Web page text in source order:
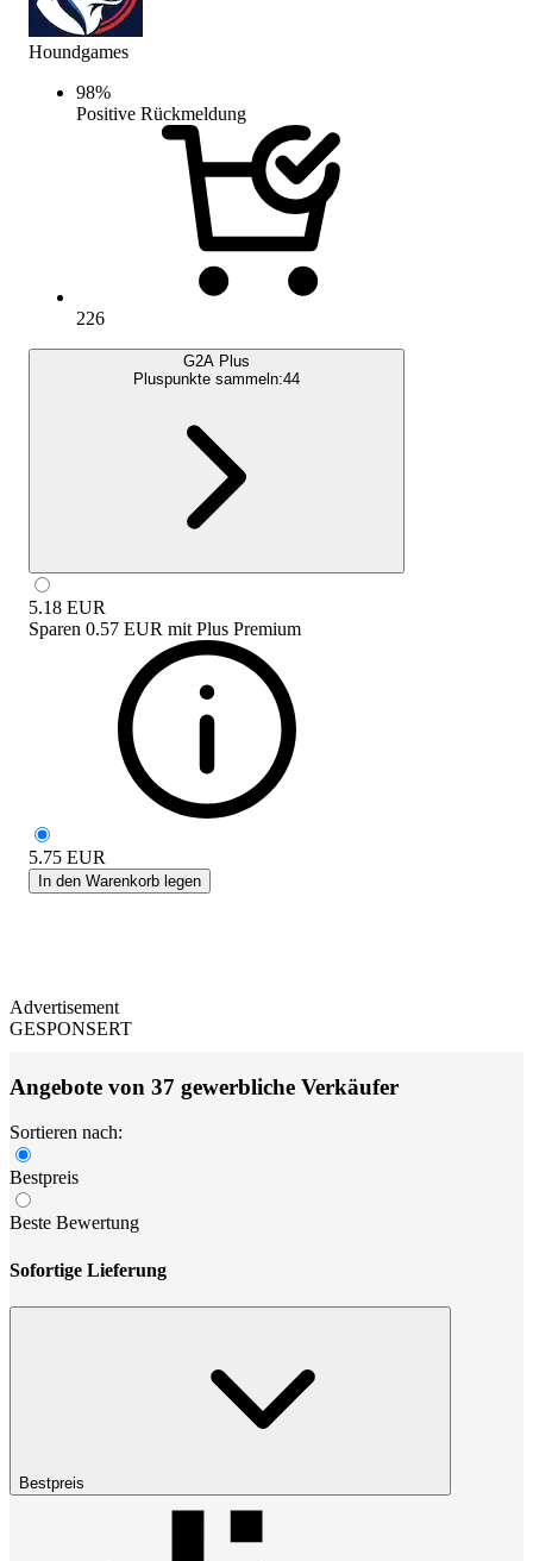
Houndgames
98%
Positive Rückmeldung
226
G2A Plus
Pluspunkte sammeln:44
5.18 EUR
Sparen 0.57 EUR mit Plus Premium
5.75 EUR
In den Warenkorb legen
Advertisement
GESPONSERT
Angebote von 37 gewerbliche Verkäufer
Sortieren nach:
Bestpreis
Beste Bewertung
Sofortige Lieferung
Bestpreis